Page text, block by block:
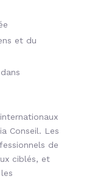
et du
Conseil. Les
de
ciblés, et